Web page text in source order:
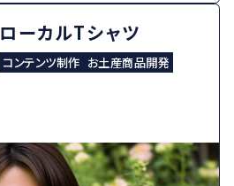
ローカルTシャツ
コンテンツ制作 お土産商品開発